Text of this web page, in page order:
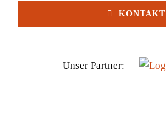
KONTAKT
Unser Partner: